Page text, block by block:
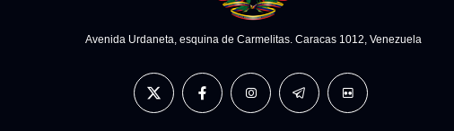
Avenida Urdaneta, esquina de Carmelitas. Caracas 1012, Venezuela